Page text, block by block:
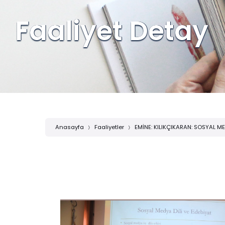
Faaliyet Detay
Anasayfa Faaliyetler EMİNE: KILIKÇIKARAN: SOSYAL